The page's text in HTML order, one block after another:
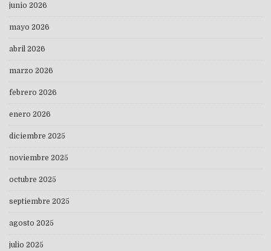
junio 2026
mayo 2026
abril 2026
marzo 2026
febrero 2026
enero 2026
diciembre 2025
noviembre 2025
octubre 2025
septiembre 2025
agosto 2025
julio 2025